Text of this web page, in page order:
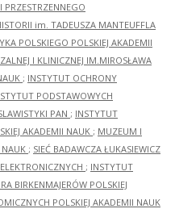
im. TADEUSZA MANTEUFFLA
POLSKIEGO POLSKIEJ AKADEMII
I KLINICZNEJ IM.MIROSŁAWA
; INSTYTUT OCHRONY
PODSTAWOWYCH
PAN ; INSTYTUT
AKADEMII NAUK ; MUZEUM I
; SIEĆ BADAWCZA ŁUKASIEWICZ
; INSTYTUT
BIRKENMAJERÓW POLSKIEJ
POLSKIEJ AKADEMII NAUK